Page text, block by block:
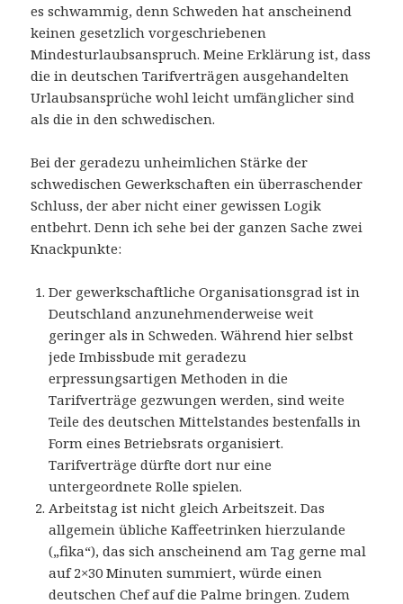
es schwammig, denn Schweden hat anscheinend
keinen gesetzlich vorgeschriebenen
Mindesturlaubsanspruch. Meine Erklärung ist, dass
die in deutschen Tarifverträgen ausgehandelten
Urlaubsansprüche wohl leicht umfänglicher sind
als die in den schwedischen.
Bei der geradezu unheimlichen Stärke der
schwedischen Gewerkschaften ein überraschender
Schluss, der aber nicht einer gewissen Logik
entbehrt. Denn ich sehe bei der ganzen Sache zwei
Knackpunkte:
Der gewerkschaftliche Organisationsgrad ist in
Deutschland anzunehmenderweise weit
geringer als in Schweden. Während hier selbst
jede Imbissbude mit geradezu
erpressungsartigen Methoden in die
Tarifverträge gezwungen werden, sind weite
Teile des deutschen Mittelstandes bestenfalls in
Form eines Betriebsrats organisiert.
Tarifverträge dürfte dort nur eine
untergeordnete Rolle spielen.
Arbeitstag ist nicht gleich Arbeitszeit. Das
allgemein übliche Kaffeetrinken hierzulande
(„fika“), das sich anscheinend am Tag gerne mal
auf 2×30 Minuten summiert, würde einen
deutschen Chef auf die Palme bringen. Zudem